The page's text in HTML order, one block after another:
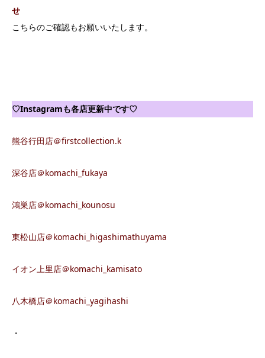
せ
こちらのご確認もお願いいたします。
♡Instagramも各店更新中です♡
熊谷行田店＠firstcollection.k
深谷店＠komachi_fukaya
鴻巣店＠komachi_kounosu
東松山店＠komachi_higashimathuyama
イオン上里店＠komachi_kamisato
八木橋店＠komachi_yagihashi
・